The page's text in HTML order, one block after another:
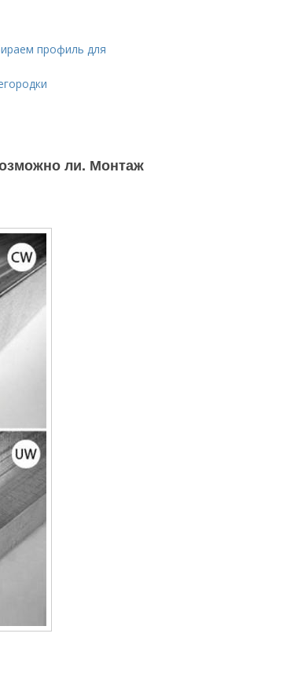
профиль для
ли. Монтаж